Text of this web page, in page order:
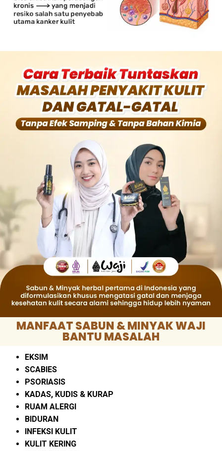
MANFAAT SABUN & MINYAK WAJI
BANTU MASALAH
EKSIM
SCABIES
PSORIASIS
KADAS, KUDIS & KURAP
RUAM ALERGI
BIDURAN
INFEKSI KULIT
KULIT KERING